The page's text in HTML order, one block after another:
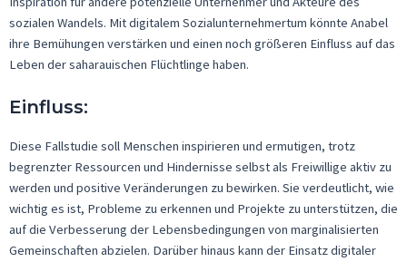
sozialen Wandels. Mit digitalem Sozialunternehmertum könnte Anabel
ihre Bemühungen verstärken und einen noch größeren Einfluss auf das
Leben dersaharauischen Flüchtlinge haben.
Einfluss:
Diese Fallstudie soll Menschen inspirieren und ermutigen, trotz
begrenzter Ressourcen und Hindernisse selbst als Freiwillige aktiv zu
werden und positive Veränderungen zu bewirken. Sie verdeutlicht, wie
wichtig es ist, Probleme zu erkennen und Projekte zu unterstützen, die
auf die Verbesserung der Lebensbedingungen von marginalisierten
Gemeinschaften abzielen. Darüber hinaus kann der Einsatz digitaler